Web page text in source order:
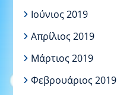
Ιούνιος 2019
Απρίλιος 2019
Μάρτιος 2019
Φεβρουάριος 2019